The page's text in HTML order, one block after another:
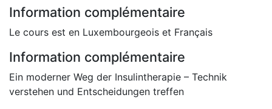
Information complémentaire
Le cours est en Luxembourgeois et Français
Information complémentaire
Ein moderner Weg der Insulintherapie – Technik
verstehen und Entscheidungen treffen